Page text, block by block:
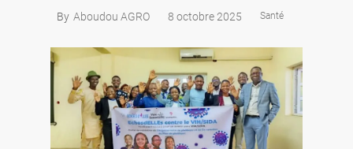
proposées par les Africains au cœur de
By Aboudou AGRO 8 octobre 2025 Santé